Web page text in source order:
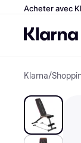
Acheter avec
Klarna/